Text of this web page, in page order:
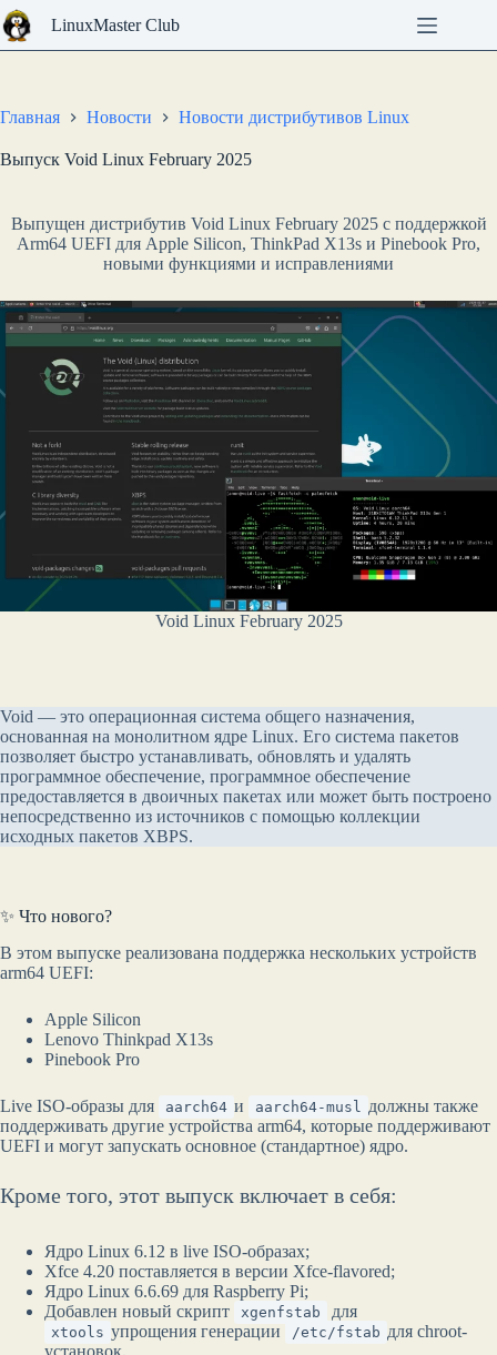
Перейти
к
сути
LinuxMaster Club
Главная Новости Новости дистрибутивов Linux
Выпуск Void Linux February 2025
Выпущен дистрибутив Void Linux February 2025 с поддержкой
Arm64 UEFI для Apple Silicon, ThinkPad X13s и Pinebook Pro,
новыми функциями и исправлениями
Void Linux February 2025
Void — это операционная система общего назначения,
основанная на монолитном ядре Linux. Его система пакетов
позволяет быстро устанавливать, обновлять и удалять
программное обеспечение, программное обеспечение
предоставляется в двоичных пакетах или может быть построено
непосредственно из источников с помощью коллекции
исходных пакетов XBPS.
✨ Что нового?
В этом выпуске реализована поддержка нескольких устройств
arm64 UEFI:
Apple Silicon
Lenovo Thinkpad X13s
Pinebook Pro
Live ISO-образы для aarch64 и aarch64-musl должны также
поддерживать другие устройства arm64, которые поддерживают
UEFI и могут запускать основное (стандартное) ядро.
Кроме того, этот выпуск включает в себя:
Ядро Linux 6.12 в live ISO-образах;
Xfce 4.20 поставляется в версии Xfce-flavored;
Ядро Linux 6.6.69 для Raspberry Pi;
Добавлен новый скрипт
xgenfstab для
xtools упрощения генерации /etc/fstab для chroot-